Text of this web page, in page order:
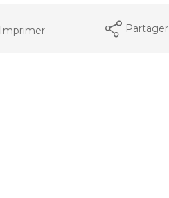
Imprimer Partager